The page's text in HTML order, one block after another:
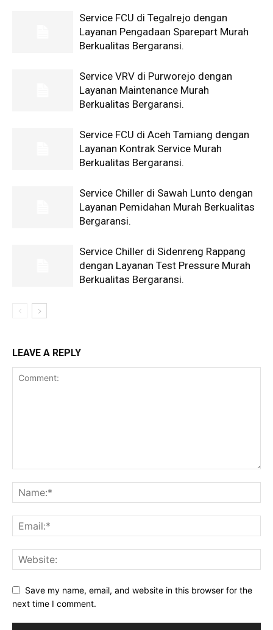
Service FCU di Tegalrejo dengan
Layanan Pengadaan Sparepart Murah
Berkualitas Bergaransi.
Service VRV di Purworejo dengan
Layanan Maintenance Murah
Berkualitas Bergaransi.
Service FCU di Aceh Tamiang dengan
Layanan Kontrak Service Murah
Berkualitas Bergaransi.
Service Chiller di Sawah Lunto dengan
Layanan Pemidahan Murah Berkualitas
Bergaransi.
Service Chiller di Sidenreng Rappang
dengan Layanan Test Pressure Murah
Berkualitas Bergaransi.
LEAVE A REPLY
Save my name, email, and website in this browser for the
next time I comment.